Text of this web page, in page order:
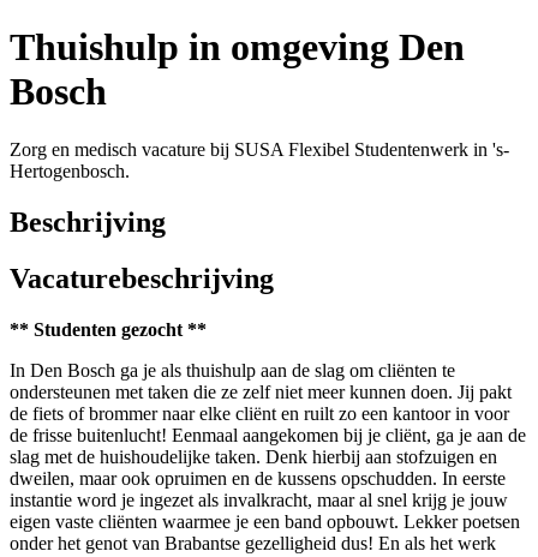
Thuishulp in omgeving Den
Bosch
Zorg en medisch vacature bij SUSA Flexibel Studentenwerk in 's-
Hertogenbosch.
Beschrijving
Vacaturebeschrijving
** Studenten gezocht **
In Den Bosch ga je als thuishulp aan de slag om cliënten te
ondersteunen met taken die ze zelf niet meer kunnen doen. Jij pakt
de fiets of brommer naar elke cliënt en ruilt zo een kantoor in voor
de frisse buitenlucht! Eenmaal aangekomen bij je cliënt, ga je aan de
slag met de huishoudelijke taken. Denk hierbij aan stofzuigen en
dweilen, maar ook opruimen en de kussens opschudden. In eerste
instantie word je ingezet als invalkracht, maar al snel krijg je jouw
eigen vaste cliënten waarmee je een band opbouwt. Lekker poetsen
onder het genot van Brabantse gezelligheid dus! En als het werk